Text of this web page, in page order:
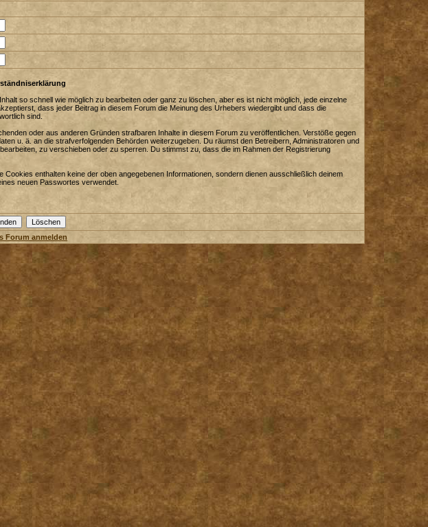
so schnell wie möglich zu bearbeiten oder ganz zu löschen, aber es ist nicht möglich, jede einzelne
dass jeder Beitrag in diesem Forum die Meinung des Urhebers wiedergibt und dass die
sind.
oder aus anderen Gründen strafbaren Inhalte in diesem Forum zu veröffentlichen. Verstöße gegen
u. ä. an die strafverfolgenden Behörden weiterzugeben. Du räumst den Betreibern, Administratoren und
zu verschieben oder zu sperren. Du stimmst zu, dass die im Rahmen der Registrierung
enthalten keine der oben angegebenen Informationen, sondern dienen ausschließlich deinem
neuen Passwortes verwendet.
Forum anmelden